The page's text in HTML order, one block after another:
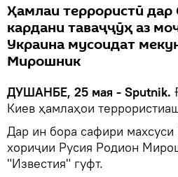
Ҳамлаи террористӣ дар
кардани таваҷҷӯҳ аз
Украина мусоидат
Мирошник
ДУШАНБЕ, 25 мая - Sputnik.
Киев ҳамлаҳои
Дар ин бора сафири махсуси
хориҷии Русия Родион
"Известия" гуфт.